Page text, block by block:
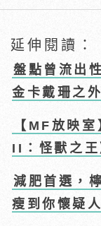
延伸閱讀：
盤點曾流出
金卡戴珊之
【MF放映
II：怪獸之王
減肥首選，
瘦到你懷疑